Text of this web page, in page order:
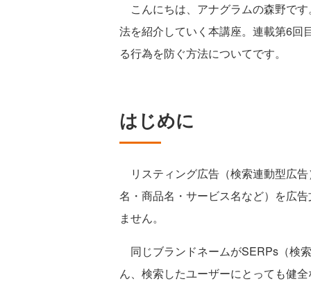
こんにちは、アナグラムの森野で
法を紹介していく本講座。連載第6回
る行為を防ぐ方法についてです。
はじめに
リスティング広告（検索連動型広
名・商品名・サービス名など）を広
ません。
同じブランドネームがSERPs（検
ん、検索したユーザーにとっても健